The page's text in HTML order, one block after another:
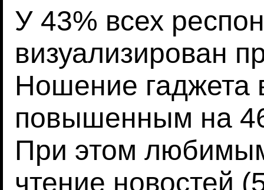
У 43% всех
визуализирован
Ношение гаджета
повышенным на
При этом
чтение новостей